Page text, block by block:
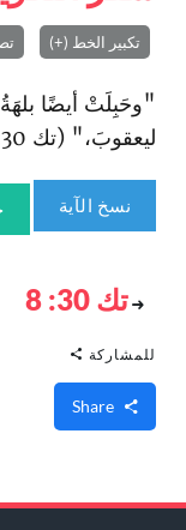
تكبير الخط (+)
"وحَبِلَتْ أيضًا بلهَةُ
ليعقوبَ،" (تك 30: 7).
نسخ الآية
تك 30: 8
للمشاركة